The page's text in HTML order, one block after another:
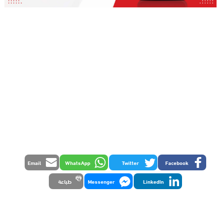
Facebook
Twitter
WhatsApp
Email
LinkedIn
Messenger طباعة